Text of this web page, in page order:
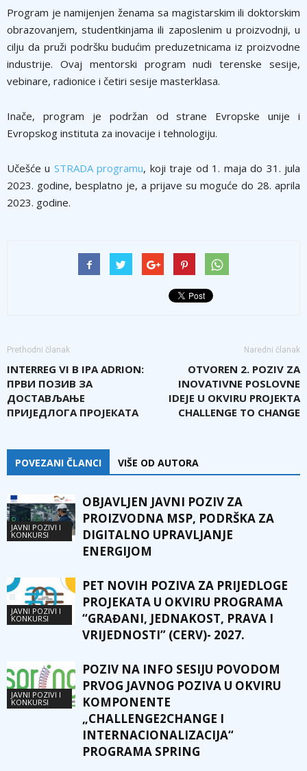
Program je namijenjen ženama sa magistarskim ili doktorskim
obrazovanjem, studentkinjama ili zaposlenim u proizvodnji, u
cilju da pruži podršku budućim preduzetnicama iz proizvodne
industrije. Ovaj mentorski program nudi terenske sesije,
vebinare, radionice i četiri sesije masterklasa.
Inače, program je podržan od strane Evropske unije i
Evropskog instituta za inovacije i tehnologiju.
Učešće u STRADA programu, koji traje od 1. maja do 31. jula
2023. godine, besplatno je, a prijave su moguće do 28. aprila
2023. godine.
Prethodni članak
INTERREG VI B IPA ADRION:
ПРВИ ПОЗИВ ЗА
ДОСТАВЉАЊЕ
ПРИЈЕДЛОГА ПРОЈЕКАТА
Naredni članak
OTVOREN 2. POZIV ZA
INOVATIVNE POSLOVNE
IDEJE U OKVIRU PROJEKTA
CHALLENGE TO CHANGE
POVEZANI ČLANCI VIŠE OD AUTORA
JAVNI POZIVI I
KONKURSI
OBJAVLJEN JAVNI POZIV ZA
PROIZVODNA MSP, PODRŠKA ZA
DIGITALNO UPRAVLJANJE
ENERGIJOM
JAVNI POZIVI I
KONKURSI
PET NOVIH POZIVA ZA PRIJEDLOGE
PROJEKATA U OKVIRU PROGRAMA
“GRAĐANI, JEDNAKOST, PRAVA I
VRIJEDNOSTI” (CERV)- 2027.
JAVNI POZIVI I
KONKURSI
POZIV NA INFO SESIJU POVODOM
PRVOG JAVNOG POZIVA U OKVIRU
KOMPONENTE
„CHALLENGE2CHANGE I
INTERNACIONALIZACIJA“
PROGRAMA SPRING